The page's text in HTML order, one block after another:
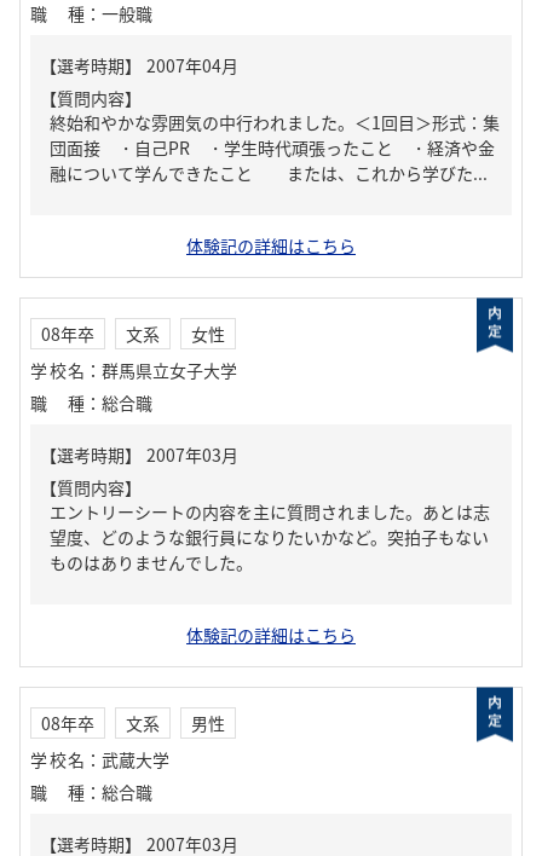
職種 ： 一般職
【質問内容】
終始和やかな雰囲気の中行われました。＜1回目＞形式：集
団面接 ・自己PR ・学生時代頑張ったこと ・経済や金
融について学んできたこと または、これから学びた...
体験記の詳細はこちら
08年卒 文系
女性
学校名 ： 群馬県立女子大学
職種 ： 総合職
【質問内容】
エントリーシートの内容を主に質問されました。あとは志
望度、どのような銀行員になりたいかなど。突拍子もない
ものはありませんでした。
体験記の詳細はこちら
08年卒 文系
男性
学校名 ： 武蔵大学
職種 ： 総合職